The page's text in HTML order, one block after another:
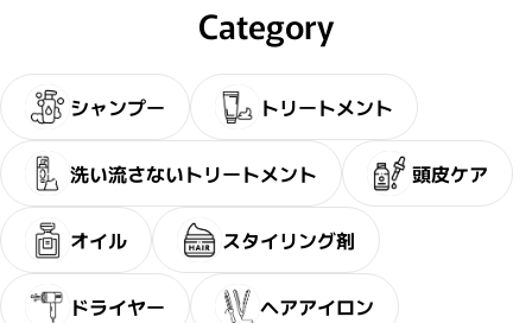
Category
シャンプー トリートメント
洗い流さないトリートメント 頭皮ケア
オイル スタイリング剤
ドライヤー ヘアアイロン